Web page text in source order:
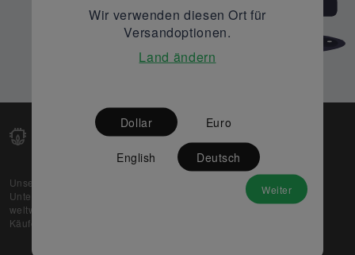
Unsere Web-Plattform unterstützt OEM- und EMS-
Unternehmen dabei, ihre überschüssigen Lagerbestände
weltweit zu verkaufen und gleichzeitig den potenziellen
Käufern beste Preise und Qualität zu bieten.
Partner
Wir verwenden diesen Ort für
Versandoptionen.
Land ändern
Dollar Euro
English Deutsch
Weiter